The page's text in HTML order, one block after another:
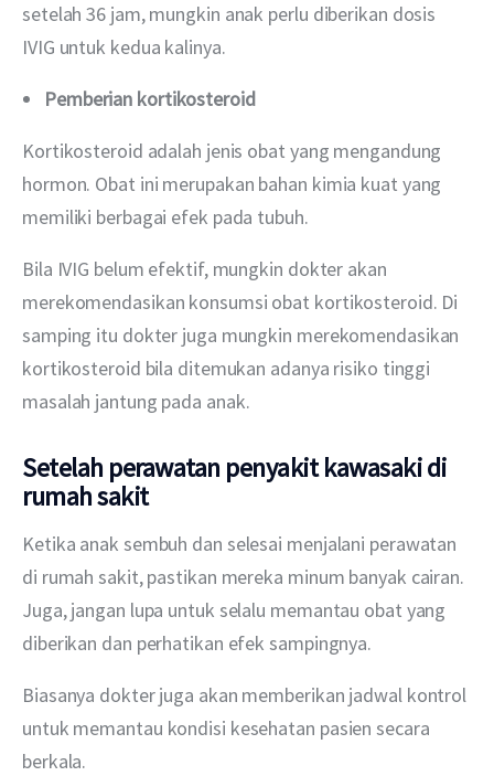
setelah 36 jam, mungkin anak perlu diberikan dosis
IVIG untuk kedua kalinya.
Pemberian kortikosteroid
Kortikosteroid adalah jenis obat yang mengandung
hormon. Obat ini merupakan bahan kimia kuat yang
memiliki berbagai efek pada tubuh.
Bila IVIG belum efektif, mungkin dokter akan
merekomendasikan konsumsi obat kortikosteroid. Di
samping itu dokter juga mungkin merekomendasikan
kortikosteroid bila ditemukan adanya risiko tinggi
masalah jantung pada anak.
Setelah perawatan penyakit kawasaki di
rumah sakit
Ketika anak sembuh dan selesai menjalani perawatan
di rumah sakit, pastikan mereka minum banyak cairan.
Juga, jangan lupa untuk selalu memantau obat yang
diberikan dan perhatikan efek sampingnya.
Biasanya dokter juga akan memberikan jadwal kontrol
untuk memantau kondisi kesehatan pasien secara
berkala.